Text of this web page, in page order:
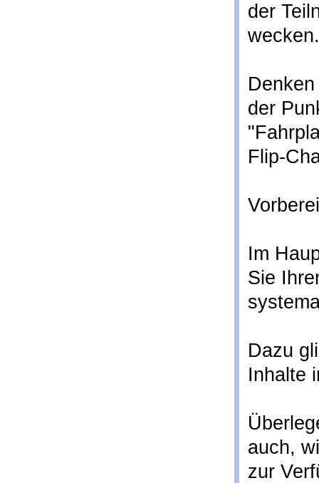
der
wecken.
der
Flip-
Im
Sie
Dazu
Inhalte
auch,
zur